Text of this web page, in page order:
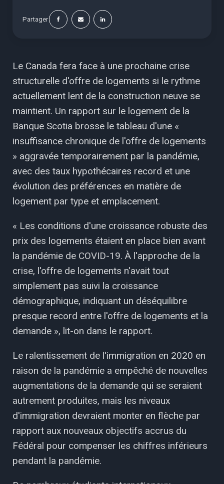
Partager
Le Canada fera face à une prochaine crise
structurelle d'offre de logements si le rythme
actuellement lent de la construction neuve se
maintient. Un rapport sur le logement de la
Banque Scotia brosse le tableau d'une «
insuffisance chronique de l'offre de logements
» aggravée temporairement par la pandémie,
avec des taux hypothécaires record et une
évolution des préférences en matière de
logement par type et emplacement.
« Les conditions d'une croissance robuste des
prix des logements étaient en place bien avant
la pandémie de COVID-19. À l'approche de la
crise, l'offre de logements n'avait tout
simplement pas suivi la croissance
démographique, indiquant un déséquilibre
presque record entre l'offre de logements et la
demande », lit-on dans le rapport.
Le ralentissement de l'immigration en 2020 en
raison de la pandémie a empêché de nouvelles
augmentations de la demande qui se seraient
autrement produites, mais les niveaux
d'immigration devraient monter en flèche par
rapport aux nouveaux objectifs accrus du
Fédéral pour compenser les chiffres inférieurs
pendant la pandémie.